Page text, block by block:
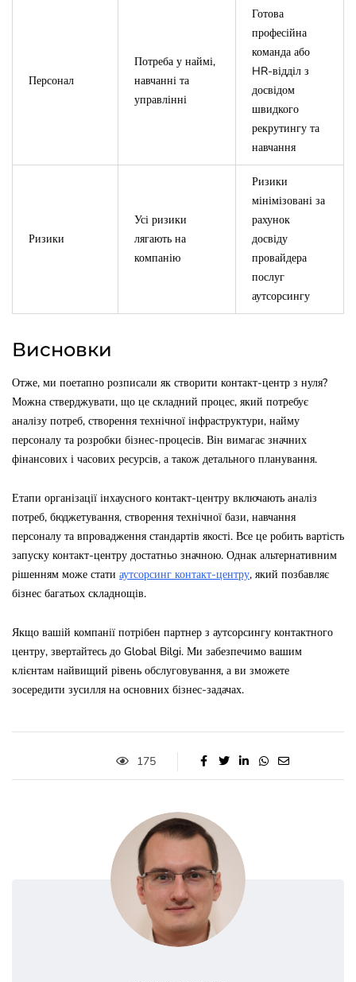
Персонал
Потреба у наймі,
навчанні та
управлінні
Готова
професійна
команда або
HR-відділ з
досвідом
швидкого
рекрутингу та
навчання
Ризики
Усі ризики
лягають на
компанію
Ризики
мінімізовані за
рахунок
досвіду
провайдера
послуг
аутсорсингу
Висновки
Отже, ми поетапно розписали як створити контакт-центр з нуля?
Можна стверджувати, що це складний процес, який потребує
аналізу потреб, створення технічної інфраструктури, найму
персоналу та розробки бізнес-процесів. Він вимагає значних
фінансових і часових ресурсів, а також детального планування.
Етапи організації інхаусного контакт-центру включають аналіз
потреб, бюджетування, створення технічної бази, навчання
персоналу та впровадження стандартів якості. Все це робить вартість
запуску контакт-центру достатньо значною. Однак альтернативним
рішенням може стати аутсорсинг контакт-центру, який позбавляє
бізнес багатьох складнощів.
Якщо вашій компанії потрібен партнер з аутсорсингу контактного
центру, звертайтесь до Global Bilgi. Ми забезпечимо вашим
клієнтам найвищий рівень обслуговування, а ви зможете
зосередити зусилля на основних бізнес-задачах.
175